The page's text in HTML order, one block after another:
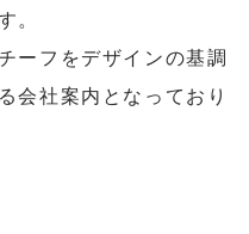
ーフをデザインの基調
会社案内となっており